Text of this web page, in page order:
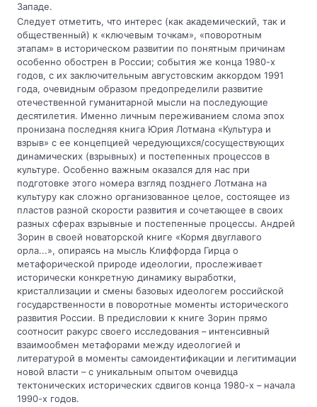
Западе.
Следует отметить, что интерес (как академический, так и
общественный) к «ключевым точкам», «поворотным
этапам» в историческом развитии по понятным причинам
особенно обострен в России; события же конца 1980-х
годов, с их заключительным августовским аккордом 1991
года, очевидным образом предопределили развитие
отечественной гуманитарной мысли на последующие
десятилетия. Именно личным переживанием слома эпох
пронизана последняя книга Юрия Лотмана «Культура и
взрыв» с ее концепцией чередующихся/сосуществующих
динамических (взрывных) и постепенных процессов в
культуре. Особенно важным оказался для нас при
подготовке этого номера взгляд позднего Лотмана на
культуру как сложно организованное целое, состоящее из
пластов разной скорости развития и сочетающее в своих
разных сферах взрывные и постепенные процессы. Андрей
Зорин в своей новаторской книге «Кормя двуглавого
орла...», опираясь на мысль Клиффорда Гирца о
метафорической природе идеологии, прослеживает
исторически конкретную динамику выработки,
кристаллизации и смены базовых идеологем российской
государственности в поворотные моменты исторического
развития России. В предисловии к книге Зорин прямо
соотносит ракурс своего исследования – интенсивный
взаимообмен метафорами между идеологией и
литературой в моменты самоидентификации и легитимации
новой власти – с уникальным опытом очевидца
тектонических исторических сдвигов конца 1980-х – начала
1990-х годов.